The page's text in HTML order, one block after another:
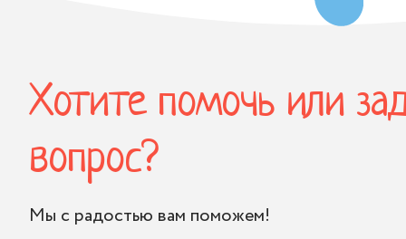
Хотите помочь или
вопрос?
Мы с радостью вам поможем!